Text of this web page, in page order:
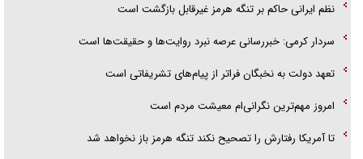
امام حسین (ع) کشته سیرت‌های عصر جاهلی شد
فریاد‌ها و ناله‌های دوستان مبارزدلم را آتش می‌زد
نظم ایرانی حاکم بر تنگه هرمز غیرقابل بازگشت است
سردار کرمی: خبررسانی عرصه نبرد روایت‌ها و حقیقت‌ها است
تعهد دولت به نخبگان فراتر از پیام‎‌های تشریفاتی است
امروز مهم‌ترین نگرانی‌ام معیشت مردم است
تا آمریکا رفتارش را تصحیح نکند تنگه هرمز باز نخواهد شد